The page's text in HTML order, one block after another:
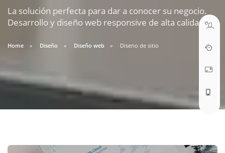
La solución perfecta para dar a conocer su negocio.
Desarrollo y diseño web responsive de alta calidad.
Home Diseño Diseño web Diseno de sitio
soporte@webseo.cl